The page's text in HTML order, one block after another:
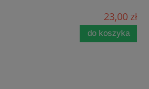
23,00 zł
do koszyka